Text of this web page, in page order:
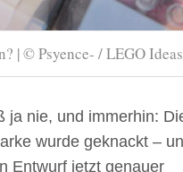
| © Psyence- / LEGO Ideas
ja nie, und immerhin:
wurde geknackt –
Entwurf jetzt genauer